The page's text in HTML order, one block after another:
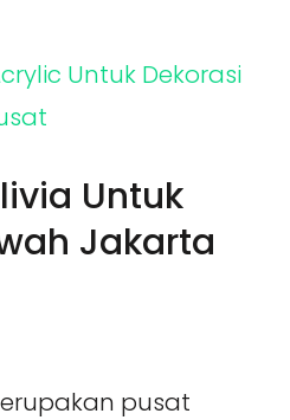
Untuk
Jakarta
pusat